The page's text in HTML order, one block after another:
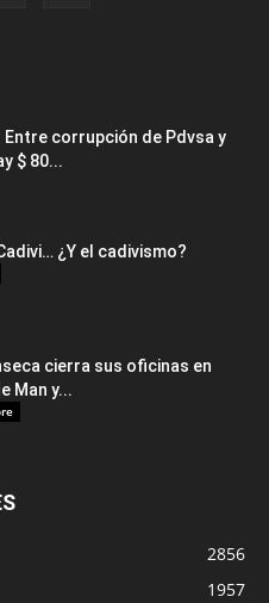
Entre corrupción de Pdvsa y
$ 80...
¿Y el cadivismo?
cierra sus oficinas en
Man y...
2856
1957